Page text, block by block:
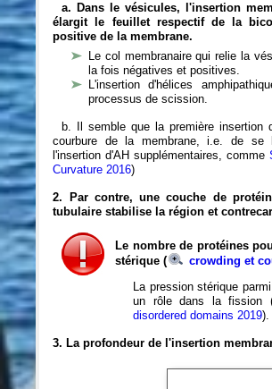
a. Dans le vésicules, l'insertion
élargit le feuillet respectif de la
positive de la membrane.
Le col membranaire qui relie la
la fois négatives et positives.
L'insertion d'hélices
processus de scission.
b. Il semble que la première insertion
courbure de la membrane, i.e. de se
l'insertion d'AH supplémentaires, comme
Curvature 2016)
2. Par contre, une couche de
tubulaire stabilise la région et
Le nombre de protéines
stérique( crowding et
La pression stérique
un rôle dans la fission
disordered domains 2019).
3. La profondeur de l'insertion